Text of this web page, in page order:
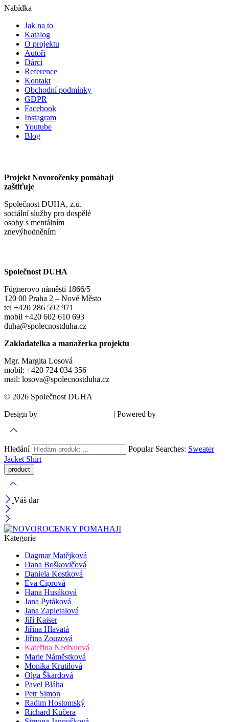
Nabídka
Jak na to
Katalog
O projektu
Autoři
Dárci
Reference
Kontakt
Obchodní podmínky
GDPR
Facebook
Instagram
Youtube
Blog
Projekt Novoročenky pomáhají
zaštiťuje
Společnost DUHA, z.ú.
sociální služby pro dospělé
osoby s mentálním
znevýhodněním
Společnost DUHA
Fügnerovo náměstí 1866/5
120 00 Praha 2 – Nové Město
tel +420 286 592 971
mobil +420 602 610 693
duha@spolecnostduha.cz
Zakladatelka a manažerka projektu
Mgr. Margita Losová
mobil: +420 724 034 356
mail: losova@spolecnostduha.cz
© 2026 Společnost DUHA
Design by
| Powered by
Hledání Popular Searches: Sweater
Jacket Shirt
Váš dar
Kategorie
Dagmar Matějková
Dana Boškovičová
Daniela Kostková
Eva Ciprová
Hana Husáková
Jana Pytáková
Jana Zapletalová
Jiří Kaiser
Jiřina Hlavatá
Jiřina Zouzová
Kateřina Nedbalová
Marie Náměstková
Monika Krutilová
Olga Škardová
Pavel Bláha
Petr Simon
Radim Hostomský
Richard Kučera